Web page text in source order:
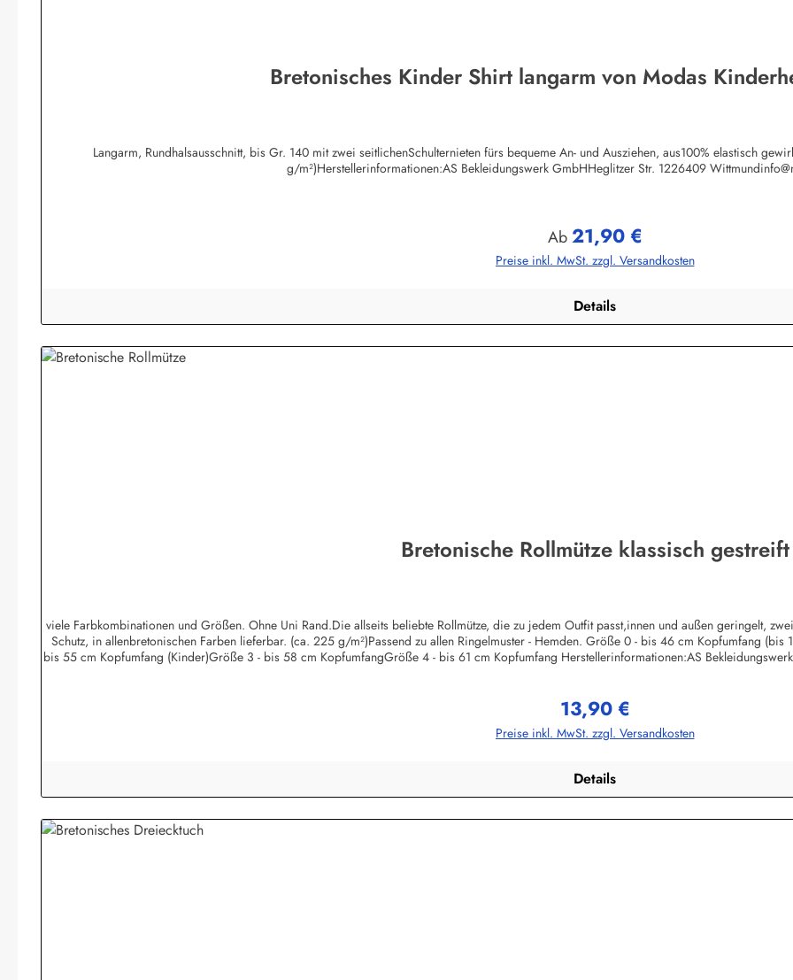
Bretonisches Kinder Shirt langarm von Modas
Langarm, Rundhalsausschnitt, bis Gr. 140 mit zwei seitlichenSchulternieten fürs bequeme An- und Ausziehen, aus100% elastisch
g/m²)Herstellerinformationen:AS Bekleidungswerk GmbHHeglitzer Str. 1226409
Regulärer Preis:
Ab21,90 €
Preise inkl. MwSt. zzgl. Versandkosten
Details
Bretonische Rollmütze klassisch gestreift
viele Farbkombinationen und Größen. Ohne Uni Rand.Die allseits beliebte Rollmütze, die zu jedem Outfit passt,innen und außen geringelt,
Schutz, in allenbretonischen Farben lieferbar. (ca. 225 g/m²)Passend zu allen Ringelmuster - Hemden. Größe 0 - bis 46 cm Kopfumfang
bis 55 cm Kopfumfang (Kinder)Größe 3 - bis 58 cm KopfumfangGröße 4 - bis 61 cm Kopfumfang Herstellerinformationen:AS
Regulärer Preis:
13,90 €
Preise inkl. MwSt. zzgl. Versandkosten
Details